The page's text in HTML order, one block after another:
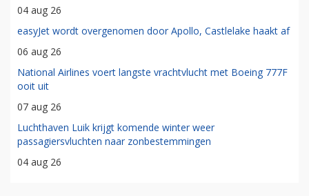
04 aug 26
easyJet wordt overgenomen door Apollo, Castlelake haakt af
06 aug 26
National Airlines voert langste vrachtvlucht met Boeing 777F
ooit uit
07 aug 26
Luchthaven Luik krijgt komende winter weer
passagiersvluchten naar zonbestemmingen
04 aug 26